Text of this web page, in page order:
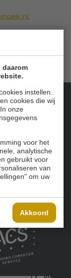
daarom
instellen.
cookies die wij
onze
voor het
analytische
gebruikt voor
van
om uw
Akkoord